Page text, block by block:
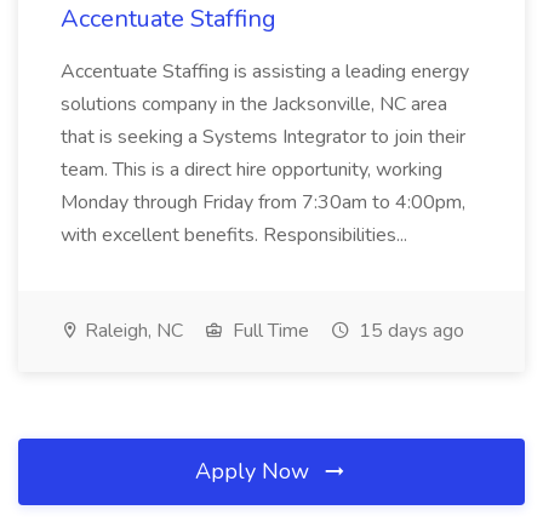
Accentuate Staffing
Accentuate Staffing is assisting a leading energy
solutions company in the Jacksonville, NC area
that is seeking a Systems Integrator to join their
team. This is a direct hire opportunity, working
Monday through Friday from 7:30am to 4:00pm,
with excellent benefits. Responsibilities...
Raleigh, NC Full Time 15 days ago
Apply Now